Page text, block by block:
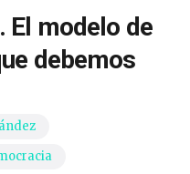
El modelo de
debemos